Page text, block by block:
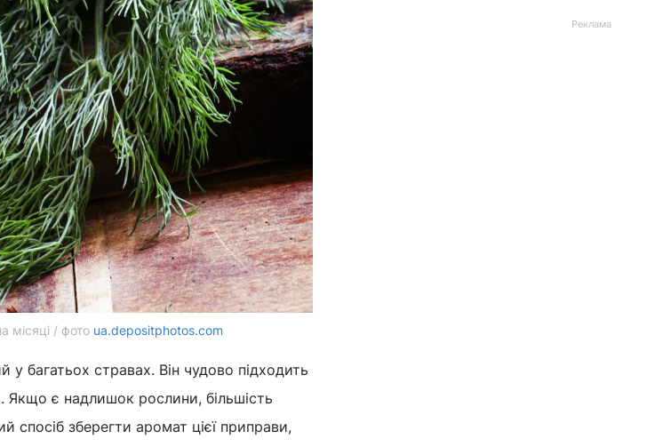
місяці / фото ua.depositphotos.com
у багатьох стравах. Він чудово підходить
Якщо є надлишок рослини, більшість
зберегти аромат цієї приправи,
Реклама